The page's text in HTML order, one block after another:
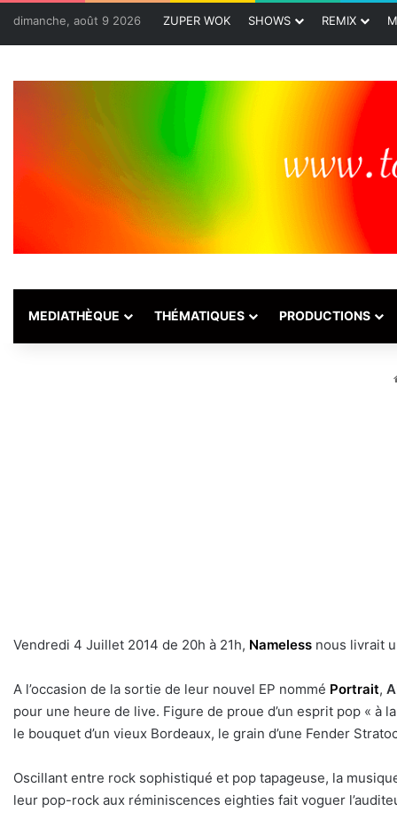
dimanche, août 9 2026 ZUPER WOK SHOWS REMIX
MEDIATHÈQUE THÉMATIQUES PRODUCTIONS
Vendredi 4 Juillet 2014 de 20h à 21h, Nameless nous livrait
A l’occasion de la sortie de leur nouvel EP nommé Portrait,
pour une heure de live. Figure de proue d’un esprit pop « à
le bouquet d’un vieux Bordeaux, le grain d’une Fender
Oscillant entre rock sophistiqué et pop tapageuse, la
leur pop-rock aux réminiscences eighties fait voguer